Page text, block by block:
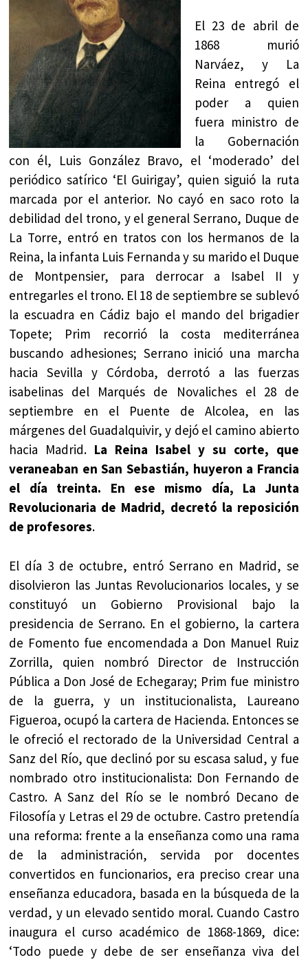
El 23 de abril de
1868 murió
Narváez, y La
Reina entregó el
poder a quien
fuera ministro de
la Gobernación
con él, Luis González Bravo, el ‘moderado’ del
periódico satírico ‘El Guirigay’, quien siguió la ruta
marcada por el anterior. No cayó en saco roto la
debilidad del trono, y el general Serrano, Duque de
La Torre, entró en tratos con los hermanos de la
Reina, la infanta Luis Fernanda y su marido el Duque
de Montpensier, para derrocar a Isabel II y
entregarles el trono. El 18 de septiembre se sublevó
la escuadra en Cádiz bajo el mando del brigadier
Topete; Prim recorrió la costa mediterránea
buscando adhesiones; Serrano inició una marcha
hacia Sevilla y Córdoba, derrotó a las fuerzas
isabelinas del Marqués de Novaliches el 28 de
septiembre en el Puente de Alcolea, en las
márgenes del Guadalquivir, y dejó el camino abierto
hacia Madrid. La Reina Isabel y su corte, que
veraneaban en San Sebastián, huyeron a Francia
el día treinta. En ese mismo día, La Junta
Revolucionaria de Madrid, decretó la reposición
de profesores.
El día 3 de octubre, entró Serrano en Madrid, se
disolvieron las Juntas Revolucionarios locales, y se
constituyó un Gobierno Provisional bajo la
presidencia de Serrano. En el gobierno, la cartera
de Fomento fue encomendada a Don Manuel Ruiz
Zorrilla, quien nombró Director de Instrucción
Pública a Don José de Echegaray; Prim fue ministro
de la guerra, y un institucionalista, Laureano
Figueroa, ocupó la cartera de Hacienda. Entonces se
le ofreció el rectorado de la Universidad Central a
Sanz del Río, que declinó por su escasa salud, y fue
nombrado otro institucionalista: Don Fernando de
Castro. A Sanz del Río se le nombró Decano de
Filosofía y Letras el 29 de octubre. Castro pretendía
una reforma: frente a la enseñanza como una rama
de la administración, servida por docentes
convertidos en funcionarios, era preciso crear una
enseñanza educadora, basada en la búsqueda de la
verdad, y un elevado sentido moral. Cuando Castro
inaugura el curso académico de 1868-1869, dice:
‘Todo puede y debe de ser enseñanza viva del